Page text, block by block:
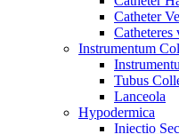
Catheter
Catheteres
Instrumentum
Tubus
Lanceola
Hypodermica
Iniectio